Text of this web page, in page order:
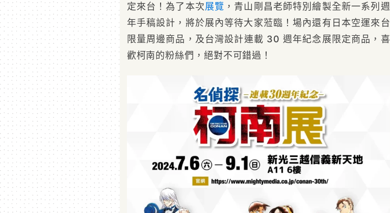
定來台！為了本次展覽 ，青山剛昌老師特別繪製全新一系列週
年手稿設計，將於展內等待大家蒞臨！場內還有日本空運來台
限量周邊商品，及台灣設計連載 30 週年紀念展限定商品，喜
歡柯南的粉絲們，絕對不可錯過！